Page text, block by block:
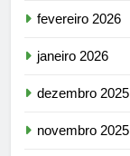
fevereiro 2026
janeiro 2026
dezembro 2025
novembro 2025